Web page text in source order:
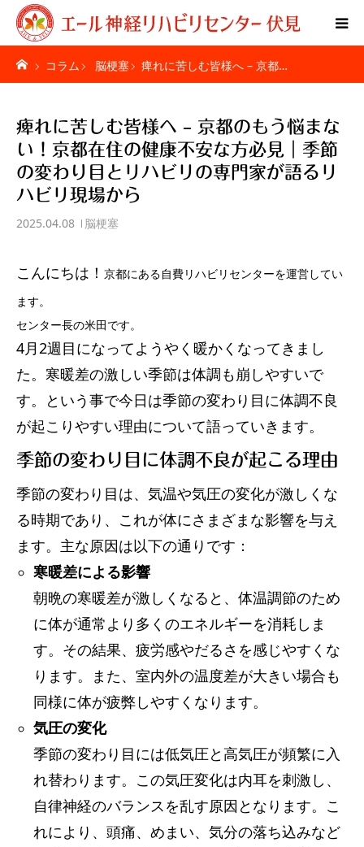
コラム 脳梗塞 痺れに苦しむ皆様へ – 京都…
痺れに苦しむ皆様へ – 京都のもう悩まな
い！京都在住の健康不安な方必見｜季節
の変わり目とリハビリの専門家が語るリ
ハビリ現場から
2025.04.08 脳梗塞
こんにちは！ 京都にある自費リハビリセンターを運営してい
ます。
センター長の米田です。
4月2週目になってようやく暖かくなってきまし
た。寒暖差の激しい季節は体調も崩しやすいで
す。という事で今日は季節の変わり目に体調不良
が起こりやすい理由について語っていきます。
季節の変わり目に体調不良が起こる理由
季節の変わり目は、気温や気圧の変化が激しくな
る時期であり、これが体にさまざまな影響を与え
ます。主な原因は以下の通りです：
寒暖差による影響
朝晩の寒暖差が激しくなると、体温調節のため
に体が通常より多くのエネルギーを消耗しま
す。その結果、疲労感やだるさを感じやすくな
ります。また、室内外の温度差が大きい場合も
同様に体が疲弊しやすくなります。
気圧の変化
季節の変わり目には低気圧と高気圧が頻繁に入
れ替わります。この気圧変化は内耳を刺激し、
自律神経のバランスを乱す原因となります。こ
れにより、頭痛、めまい、気分の落ち込みなど
Home
特別リハビリ体験
ご利用者様の声
疾患別ページ
施設紹介
サービス内容
アクセス
コラム